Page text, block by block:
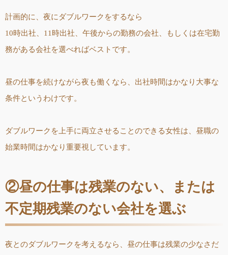
計画的に、夜にダブルワークをするなら
10時出社、11時出社、午後からの勤務の会社、もしくは在宅勤
務がある会社を選べればベストです。
昼の仕事を続けながら夜も働くなら、出社時間はかなり大事な
条件というわけです。
ダブルワークを上手に両立させることのできる女性は、昼職の
始業時間はかなり重要視しています。
②昼の仕事は残業のない、または
不定期残業のない会社を選ぶ
夜とのダブルワークを考えるなら、昼の仕事は残業の少なさだ